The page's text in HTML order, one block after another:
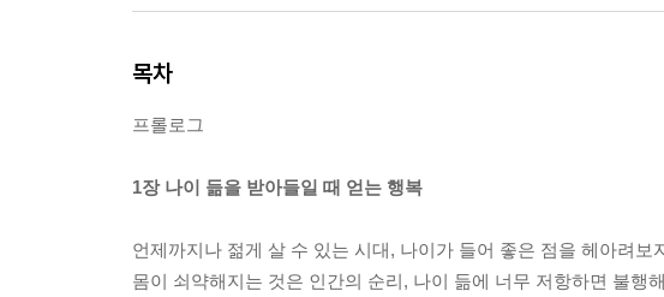
목차
프롤로그
1장 나이 듦을 받아들일 때 얻는 행복
언제까지나 젊게 살 수 있는 시대, 나이가 들어 좋은 점을 헤아려보
몸이 쇠약해지는 것은 인간의 순리, 나이 듦에 너무 저항하면 불행